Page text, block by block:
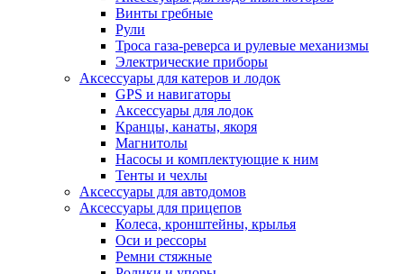
Винты гребные
Рули
Троса газа-реверса и рулевые механизмы
Электрические приборы
Аксессуары для катеров и лодок
GPS и навигаторы
Аксессуары для лодок
Кранцы, канаты, якоря
Магнитолы
Насосы и комплектующие к ним
Тенты и чехлы
Аксессуары для автодомов
Аксессуары для прицепов
Колеса, кронштейны, крылья
Оси и рессоры
Ремни стяжные